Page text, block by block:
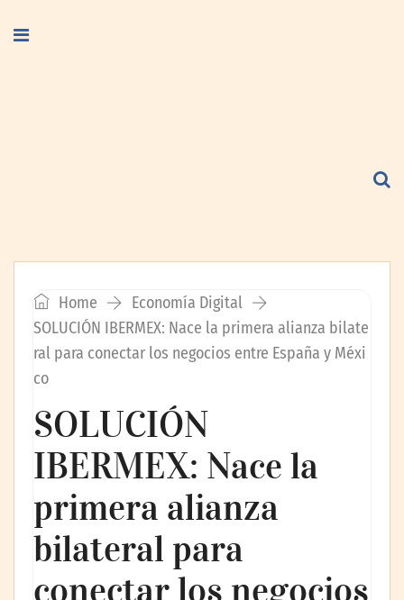
Home
Economía Digital
SOLUCIÓN IBERMEX: Nace la primera alianza bilate
ral para conectar los negocios entre España y Méxi
co
SOLUCIÓN
IBERMEX: Nace la
primera alianza
bilateral para
conectar los negocios